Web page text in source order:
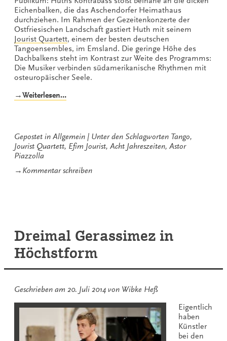
Eichenbalken, die das Aschendorfer Heimathaus
durchziehen. Im Rahmen der Gezeitenkonzerte der
Ostfriesischen Landschaft gastiert Huth mit seinem
Jourist Quartett, einem der besten deutschen
Tangoensembles, im Emsland. Die geringe Höhe des
Dachbalkens steht im Kontrast zur Weite des Programms:
Die Musiker verbinden südamerikanische Rhythmen mit
osteuropäischer Seele.
→Weiterlesen…„Acht
Jourist
Quartett“
Gepostet in Allgemein Unter den Schlagworten Tango,
Jourist Quartett, Efim Jourist, Acht Jahreszeiten, Astor
Piazzolla
→ Kommentar schreibenzu
Dreimal Gerassimez in
Höchstform
Geschrieben am 20. Juli 2014 von Wibke Heß
Eigentlich
haben
Künstler
bei den